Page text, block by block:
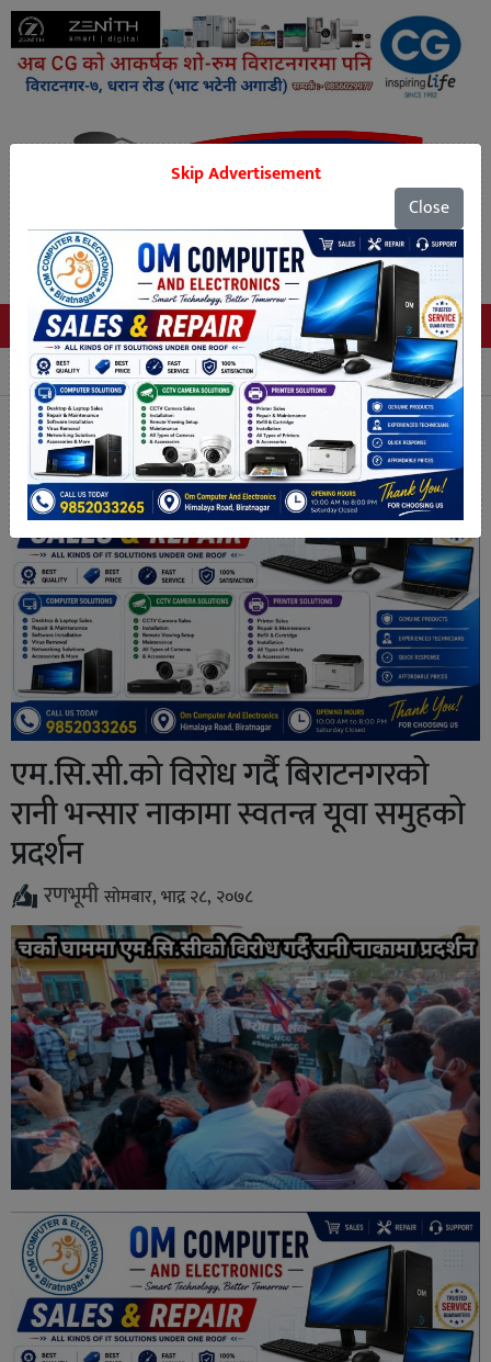
Tags
एम.सि.सी.को विरोध गर्दै बिराटनगरको
रानी भन्सार नाकामा स्वतन्त्र यूवा समुहको
प्रदर्शन
रणभूमीसोमबार, भाद्र २८, २०७८
Skip Advertisement
Close